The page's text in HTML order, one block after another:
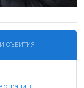
СЪБИТИЯ
страни в